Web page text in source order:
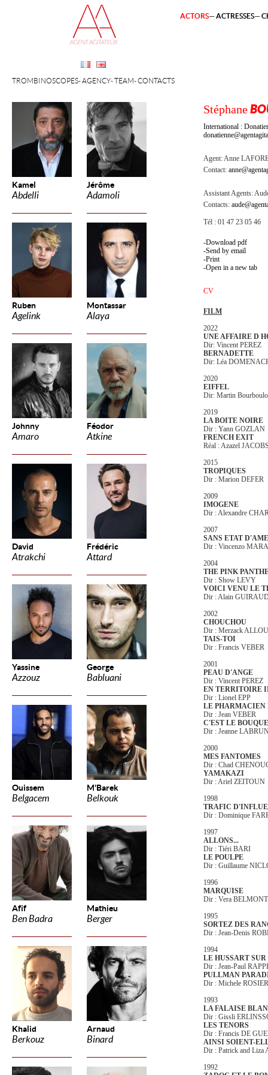
Kamel
Abdelli
Jérôme
Adamoli
Ruben
Agelink
Montassar
Alaya
Johnny
Amaro
Féodor
Atkine
David
Atrakchi
Frédéric
Attard
Yassine
Azzouz
George
Babluani
Ouissem
Belgacem
M'Barek
Belkouk
Afif
Ben Badra
Mathieu
Berger
Khalid
Berkouz
Arnaud
Binard
TROMBINOSCOPES AGENCY TEAM CONTACTS
ACTORS ACTRESSES
Stéphane
International :
Agent:Anne
Contact:
Assistant Agents:
Contacts:
Tél : 01 47 23 05 46
Download pdf
Send by email
Print
Open in a new tab
CV
FILM
2022
UNE AFFAIRE D
Dir: Vincent PEREZ
BERNADETTE
Dir: Léa
2020
EIFFEL
Dir: Martin
2019
LA BOITE NOIRE
Dir : Yann GOZLAN
FRENCH EXIT
Réal : Azazel
2015
TROPIQUES
Dir : Marion DEFER
2009
IMOGENE
Dir : Alexandre
2007
SANS ETAT D'AME
Dir : Vincenzo
2004
THE PINK
Dir : Show LEVY
VOICI VENU LE
Dir : Alain
2002
CHOUCHOU
Dir : Merzack
TAIS-TOI
Dir : Francis VEBER
2001
PEAU D'ANGE
Dir : Vincent PEREZ
EN TERRITOIRE
Dir : Lionel EPP
LE PHARMACIEN
Dir : Jean VEBER
C'EST LE
Dir : Jeanne
2000
MES FANTOMES
Dir : Chad
YAMAKAZI
Dir : Ariel ZEITOUN
1998
TRAFIC
Dir : Dominique
1997
ALLONS...
Dir : Tiéri BARI
LE POULPE
Dir : Guillaume
1996
MARQUISE
Dir : Vera BELMONT
1995
SORTEZ DES
Dir : Jean-Denis
1994
LE HUSSART
Dir : Jean-Paul
PULLMAN
Dir : Michele ROSIER
1993
LA FALAISE
Dir : Gissli
LES TENORS
Dir : Francis DE
AINSI SOIENT-
Dir : Patrick and
1992